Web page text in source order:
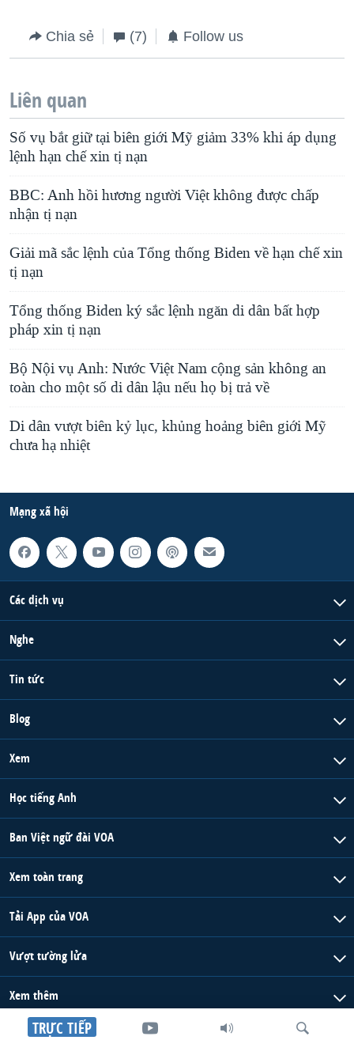
TRỰC TIẾP
Chia sẻ (7) Follow us
Liên quan
Số vụ bắt giữ tại biên giới Mỹ giảm 33% khi áp dụng
lệnh hạn chế xin tị nạn
BBC: Anh hồi hương người Việt không được chấp
nhận tị nạn
Giải mã sắc lệnh của Tổng thống Biden về hạn chế xin
tị nạn
Tổng thống Biden ký sắc lệnh ngăn di dân bất hợp
pháp xin tị nạn
Bộ Nội vụ Anh: Nước Việt Nam cộng sản không an
toàn cho một số di dân lậu nếu họ bị trả về
Di dân vượt biên kỷ lục, khủng hoảng biên giới Mỹ
chưa hạ nhiệt
Mạng xã hội
Các dịch vụ
Nghe
Tin tức
Blog
Xem
Học tiếng Anh
Ban Việt ngữ đài VOA
Xem toàn trang
Tải App của VOA
Vượt tường lửa
Xem thêm